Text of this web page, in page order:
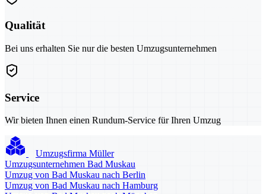
Qualität
Bei uns erhalten Sie nur die besten Umzugsunternehmen
Service
Wir bieten Ihnen einen Rundum-Service für Ihren Umzug
Umzugsfirma Müller
Umzugsunternehmen Bad Muskau
Umzug von Bad Muskau nach Berlin
Umzug von Bad Muskau nach Hamburg